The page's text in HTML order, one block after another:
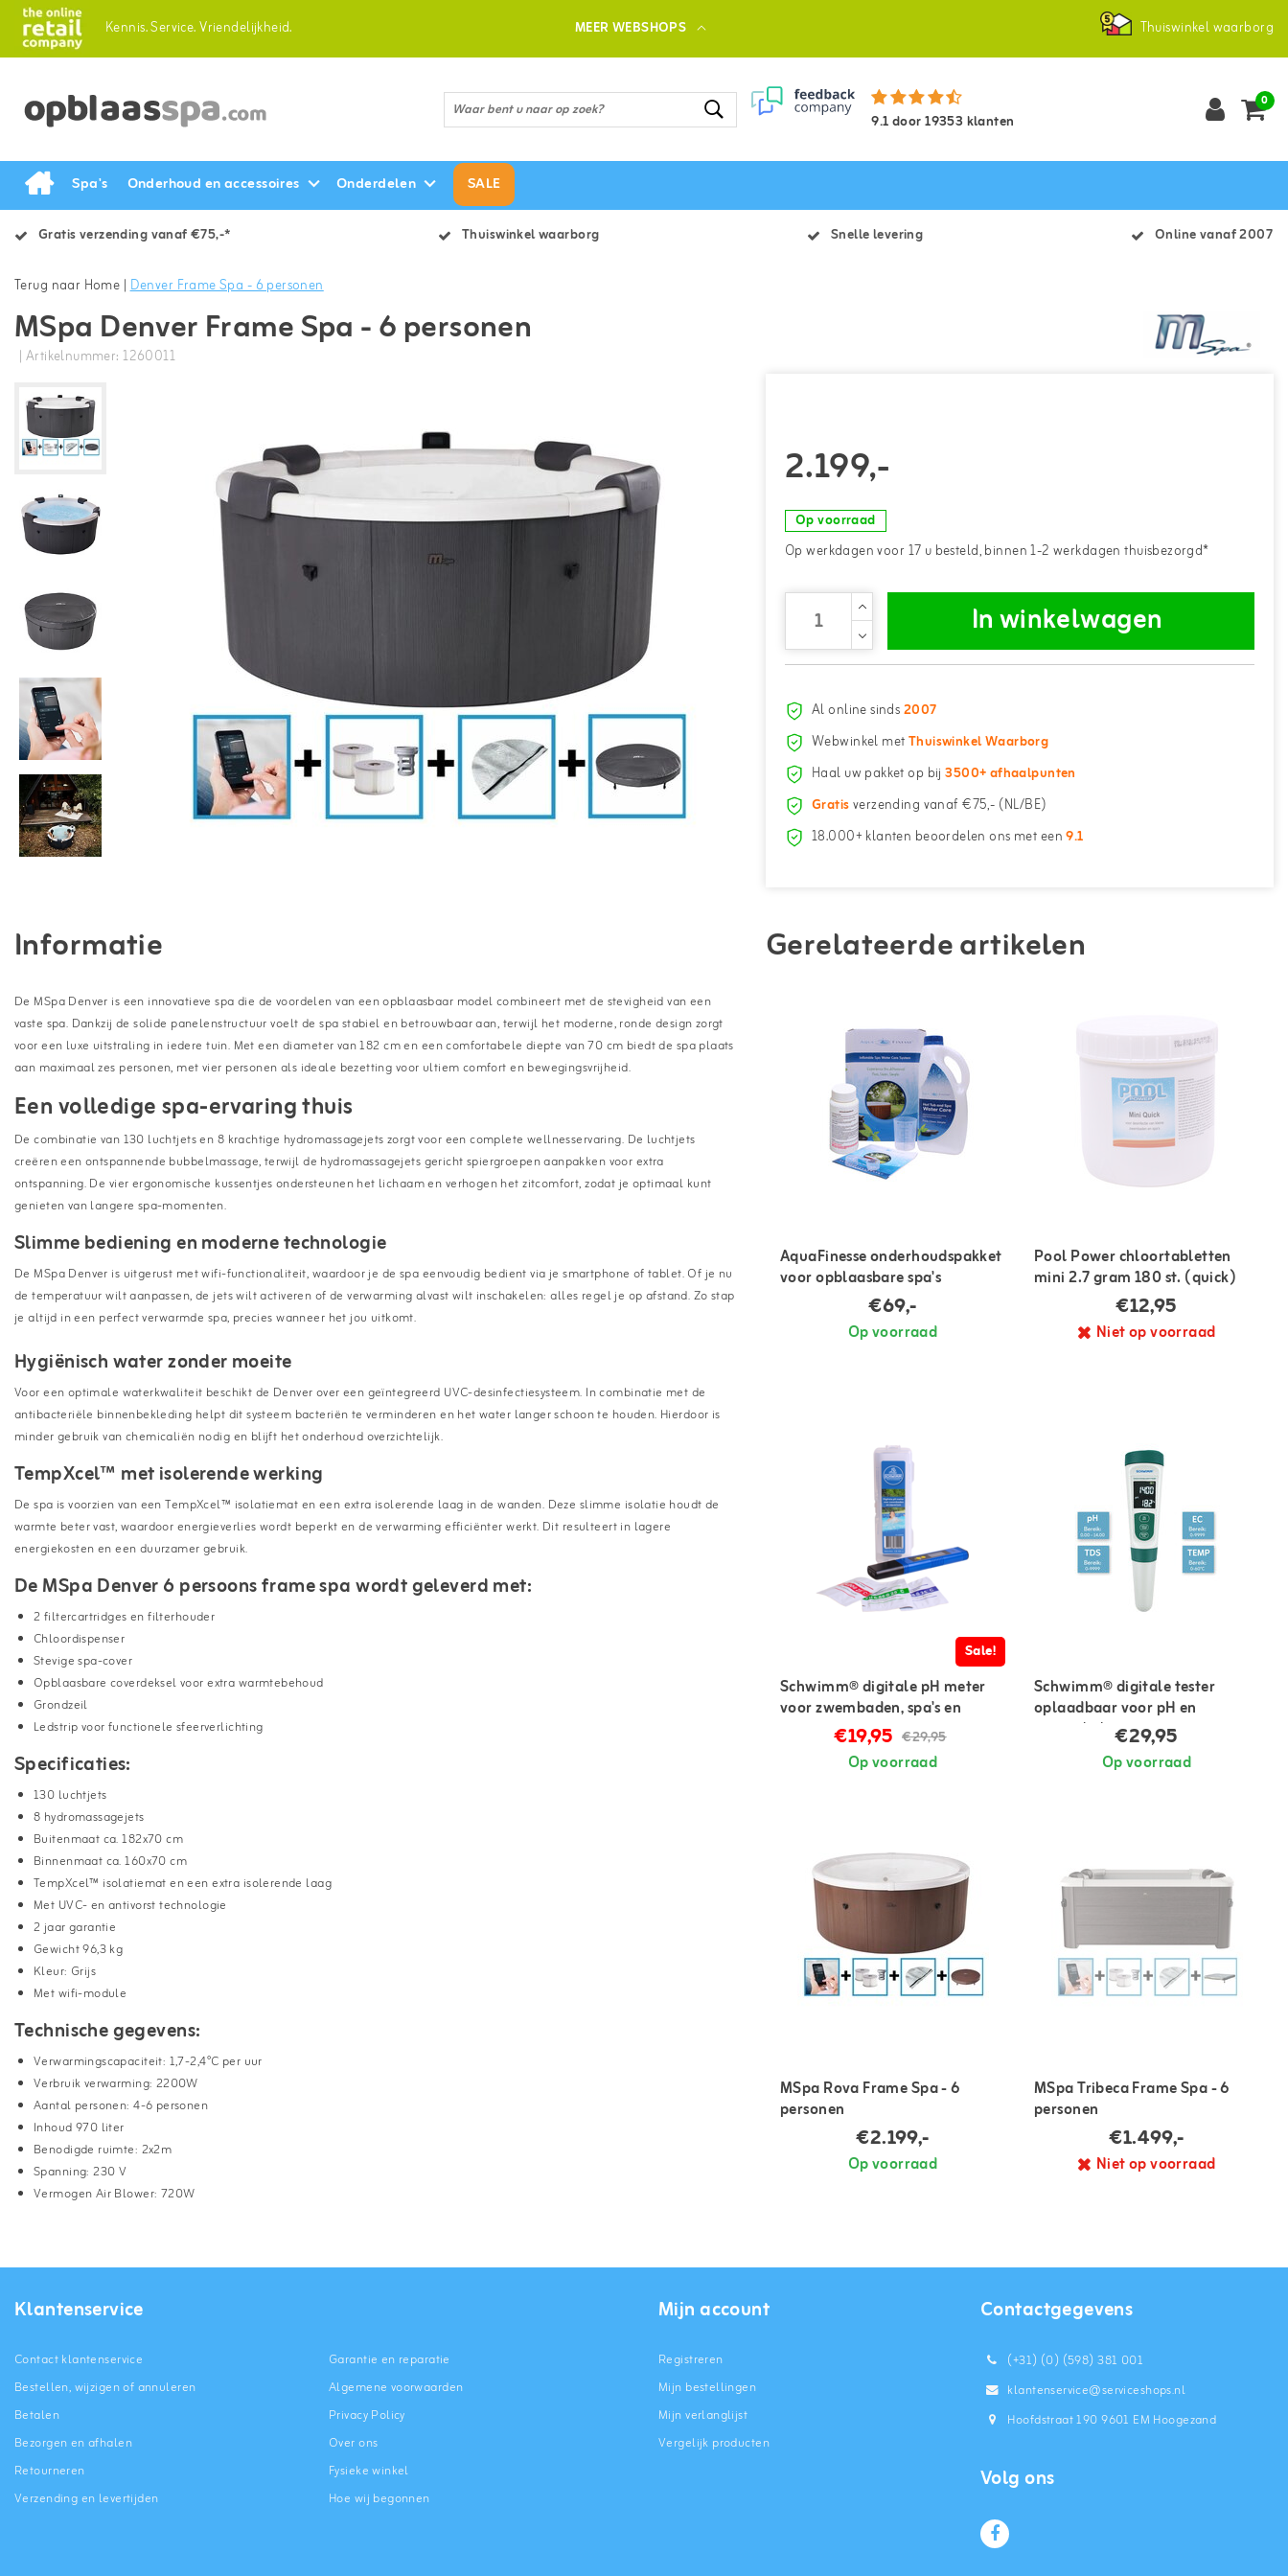
Kennis.Service.Vriendelijkheid. MEER WEBSHOPS Thuiswinkel waarborg
9.1door19353 klanten
0
Spa's Onderhoud en accessoires Onderdelen SALE
Gratis verzending vanaf €75,-* Thuiswinkel waarborg Snelle levering Online vanaf 2007
Terug naar Home |Denver Frame Spa - 6 personen
MSpa Denver Frame Spa - 6 personen
| Artikelnummer: 1260011
2.199,-
Op voorraad
Op werkdagen voor 17 u besteld, binnen 1-2 werkdagen thuisbezorgd*
In winkelwagen
Al online sinds2007
Webwinkel metThuiswinkel Waarborg
Haal uw pakket op bij3500+ afhaalpunten
Gratisverzending vanaf €75,- (NL/BE)
18.000+ klanten beoordelen ons met een9.1
Informatie
De MSpa Denver is een innovatieve spa die de voordelen van een opblaasbaar model combineert met de stevigheid van een
vaste spa. Dankzij de solide panelenstructuur voelt de spa stabiel en betrouwbaar aan, terwijl het moderne, ronde design zorgt
voor een luxe uitstraling in iedere tuin. Met een diameter van 182 cm en een comfortabele diepte van 70 cm biedt de spa plaats
aan maximaal zes personen, met vier personen als ideale bezetting voor ultiem comfort en bewegingsvrijheid.
Een volledige spa-ervaring thuis
De combinatie van 130 luchtjets en 8 krachtige hydromassagejets zorgt voor een complete wellnesservaring. De luchtjets
creëren een ontspannende bubbelmassage, terwijl de hydromassagejets gericht spiergroepen aanpakken voor extra
ontspanning. De vier ergonomische kussentjes ondersteunen het lichaam en verhogen het zitcomfort, zodat je optimaal kunt
genieten van langere spa-momenten.
Slimme bediening en moderne technologie
De MSpa Denver is uitgerust met wifi-functionaliteit, waardoor je de spa eenvoudig bedient via je smartphone of tablet. Of je nu
de temperatuur wilt aanpassen, de jets wilt activeren of de verwarming alvast wilt inschakelen: alles regel je op afstand. Zo stap
je altijd in een perfect verwarmde spa, precies wanneer het jou uitkomt.
Hygiënisch water zonder moeite
Voor een optimale waterkwaliteit beschikt de Denver over een geïntegreerd UVC-desinfectiesysteem. In combinatie met de
antibacteriële binnenbekleding helpt dit systeem bacteriën te verminderen en het water langer schoon te houden. Hierdoor is
minder gebruik van chemicaliën nodig en blijft het onderhoud overzichtelijk.
TempXcel™ met isolerende werking
De spa is voorzien van een TempXcel™ isolatiemat en een extra isolerende laag in de wanden. Deze slimme isolatie houdt de
warmte beter vast, waardoor energieverlies wordt beperkt en de verwarming efficiënter werkt. Dit resulteert in lagere
energiekosten en een duurzamer gebruik.
De MSpa Denver 6 persoons frame spa wordt geleverd met:
2 filtercartridges en filterhouder
Chloordispenser
Stevige spa-cover
Opblaasbare coverdeksel voor extra warmtebehoud
Grondzeil
Ledstrip voor functionele sfeerverlichting
Specificaties:
130 luchtjets
8 hydromassagejets
Buitenmaat ca. 182x70 cm
Binnenmaat ca. 160x70 cm
TempXcel™ isolatiemat en een extra isolerende laag
Met UVC- en antivorst technologie
2 jaar garantie
Gewicht 96,3 kg
Kleur: Grijs
Met wifi-module
Technische gegevens:
Verwarmingscapaciteit: 1,7-2,4°C per uur
Verbruik verwarming: 2200W
Aantal personen: 4-6 personen
Inhoud 970 liter
Benodigde ruimte: 2x2m
Spanning: 230 V
Vermogen Air Blower: 720W
Gerelateerde artikelen
AquaFinesse onderhoudspakket
voor opblaasbare spa's
€69,-
Op voorraad
Pool Power chloortabletten
mini 2.7 gram 180 st. (quick)
€12,95
Niet op voorraad
Sale!
Schwimm® digitale pH meter
voor zwembaden, spa's en
aquaria€19,95 €29,95
Op voorraad
Schwimm® digitale tester
oplaadbaar voor pH en
zoutgehalte€29,95
Op voorraad
MSpa Rova Frame Spa - 6
personen
€2.199,-
Op voorraad
MSpa Tribeca Frame Spa - 6
personen
€1.499,-
Niet op voorraad
Klantenservice
Contact klantenservice
Bestellen, wijzigen of annuleren
Betalen
Bezorgen en afhalen
Retourneren
Verzending en levertijden
Garantie en reparatie
Algemene voorwaarden
Privacy Policy
Over ons
Fysieke winkel
Hoe wij begonnen
Mijn account
Registreren
Mijn bestellingen
Mijn verlanglijst
Vergelijk producten
Contactgegevens
(+31) (0) (598) 381 001
klantenservice@serviceshops.nl
Hoofdstraat 190 9601 EM Hoogezand
Volg ons